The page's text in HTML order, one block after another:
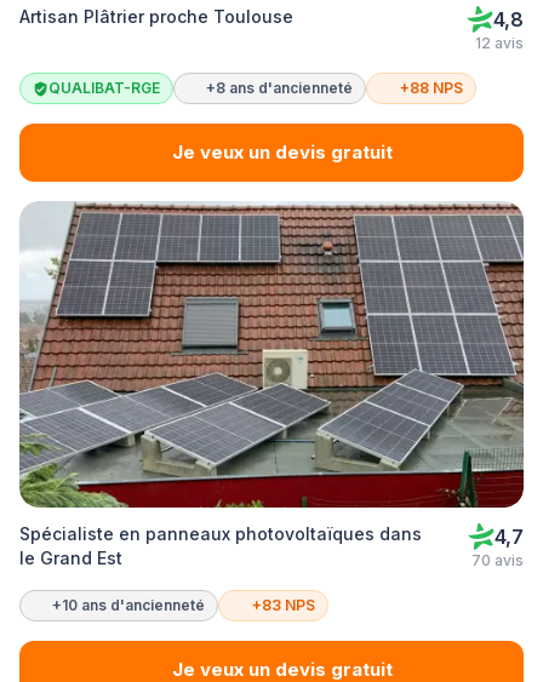
Artisan Plâtrier proche Toulouse 4,8
12 avis
QUALIBAT-RGE +8 ans d'ancienneté +88 NPS
Je veux un devis gratuit
Spécialiste en panneaux photovoltaïques dans
le Grand Est
4,7
70 avis
+10 ans d'ancienneté +83 NPS
Je veux un devis gratuit